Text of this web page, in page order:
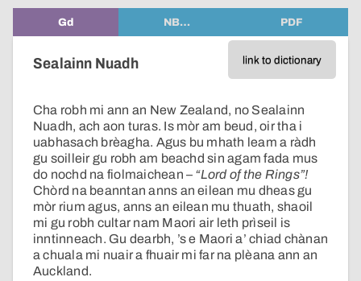
Gd NB… PDF
link to dictionary
Sealainn Nuadh
Cha robh mi ann an New Zealand, no Sealainn
Nuadh, ach aon turas. Is mòr am beud, oir tha i
uabhasach brèagha. Agus bu mhath leam a ràdh
gu soilleir gu robh am beachd sin agam fada mus
do nochd na fiolmaichean – “Lord of the Rings”!
Chòrd na beanntan anns an eilean mu dheas gu
mòr rium agus, anns an eilean mu thuath, shaoil
mi gu robh cultar nam Maori air leth prìseil is
inntinneach. Gu dearbh, ’s e Maori a’ chiad chànan
a chuala mi nuair a fhuair mi far na plèana ann an
Auckland.